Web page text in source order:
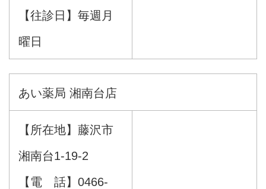
【往診日】毎週月
曜日
あい薬局 湘南台店
【所在地】藤沢市
湘南台1-19-2
【電 話】0466-